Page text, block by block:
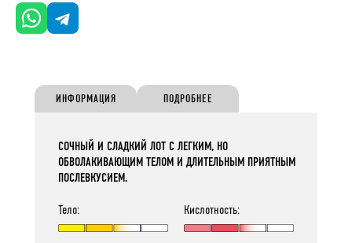
ПОДРОБНЕЕ
ИНФОРМАЦИЯ
Тело: Кислотность:
СОЧНЫЙ И СЛАДКИЙ ЛОТ С ЛЕГКИМ, НО
ОБВОЛАКИВАЮЩИМ ТЕЛОМ И ДЛИТЕЛЬНЫМ ПРИЯТНЫМ
ПОСЛЕВКУСИЕМ.